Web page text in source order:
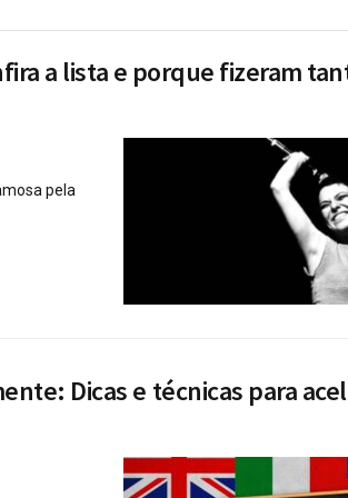
a lista e porque fizeram
pela
Dicas e técnicas para